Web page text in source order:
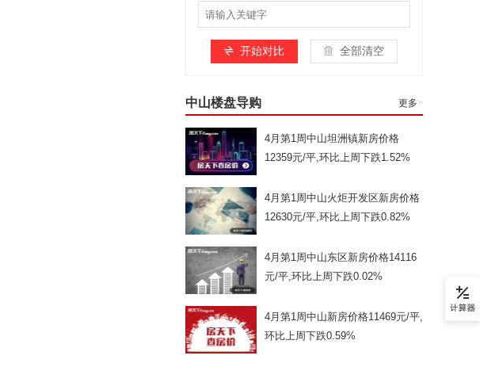
开始对比 全部清空
中山楼盘导购 更多>
4月第1周中山坦洲镇新房价格
12359元/平,环比上周下跌1.52%
4月第1周中山火炬开发区新房价格
12630元/平,环比上周下跌0.82%
4月第1周中山东区新房价格14116
元/平,环比上周下跌0.02%
4月第1周中山新房价格11469元/平,
环比上周下跌0.59%